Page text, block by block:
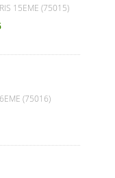
15EME (75015)
(75016)